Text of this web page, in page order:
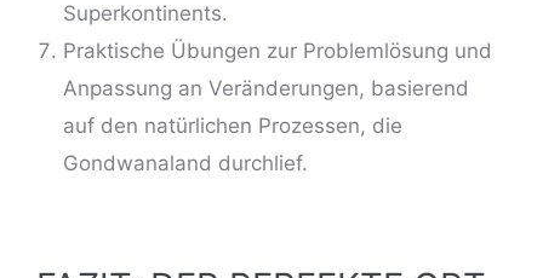
Superkontinents.
Praktische Übungen zur Problemlösung und
Anpassung an Veränderungen, basierend
auf den natürlichen Prozessen, die
Gondwanaland durchlief.